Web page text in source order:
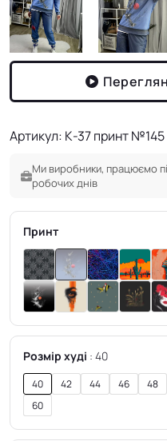
Артикул: К-37 принт
Ми виробники, працюємо
робочих днів
Принт
Розмір худі 40
40 42 44 46 48
60